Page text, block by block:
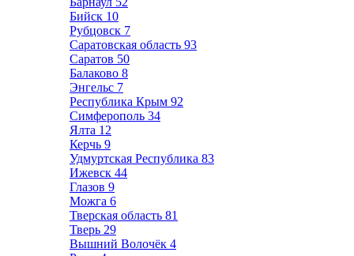
Бийск 10
Рубцовск 7
Саратовская область 93
Саратов 50
Балаково 8
Энгельс 7
Республика Крым 92
Симферополь 34
Ялта 12
Керчь 9
Удмуртская Республика 83
Ижевск 44
Глазов 9
Можга 6
Тверская область 81
Тверь 29
Вышний Волочёк 4